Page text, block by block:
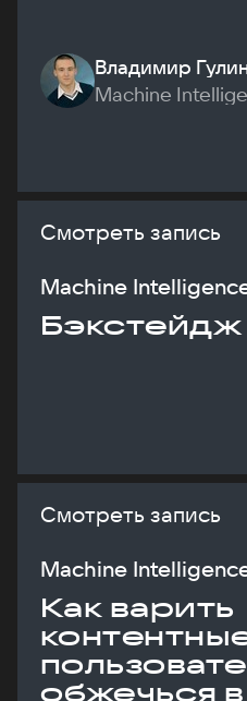
Владимир
Machine
Смотреть запись
Machine
Бэкстейдж
Смотреть запись
Machine
Как варить
обжечься в